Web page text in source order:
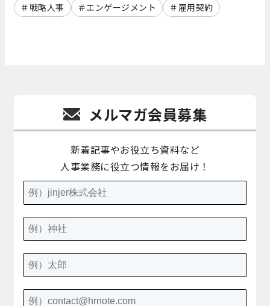
戦略人事
エンゲージメント 雇用契約
メルマガ会員募集
新着記事やお役立ち資料など
人事業務に役立つ情報をお届け！